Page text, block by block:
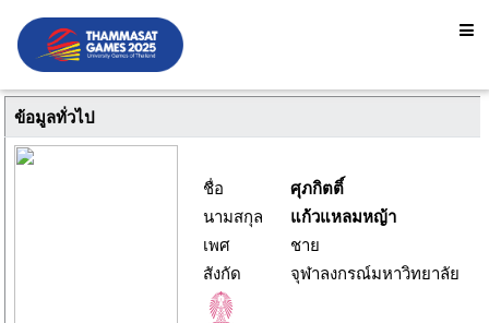
ข้อมูลทั่วไป
ชื่อ
ศุภกิตติ์
นามสกุล
แก้วแหลมหญ้า
เพศ
ชาย
สังกัด
จุฬาลงกรณ์มหาวิทยาลัย